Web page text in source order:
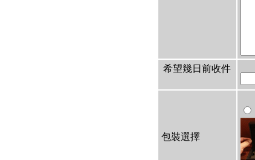
希望幾日前收件
包裝選擇